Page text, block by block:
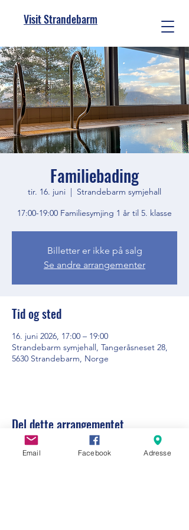
Visit Strandebarm
Familiebading
tir. 16. juni
  |
Strandebarm symjehall
17:00-19:00 Familiesymjing 1 år til 5. klasse
Billetter er ikke på salg
Se andre arrangementer
Tid og sted
16. juni 2026, 17:00 – 19:00
Strandebarm symjehall, Tangeråsneset 28,
5630 Strandebarm, Norge
Del dette arrangementet
Email Facebook Adresse